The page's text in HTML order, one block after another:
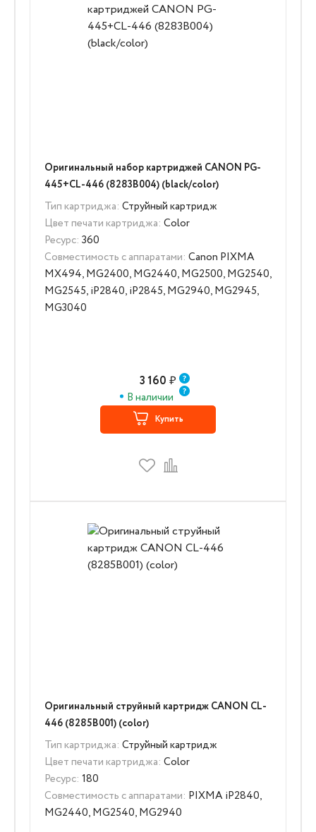
Оригинальный набор картриджей CANON PG-
445+CL-446 (8283B004) (black/color)
Тип картриджа: Струйный картридж
Цвет печати картриджа: Color
Ресурс: 360
Совместимость с аппаратами: Canon PIXMA
MX494, MG2400, MG2440, MG2500, MG2540,
MG2545, iP2840, iP2845, MG2940, MG2945,
MG3040
3 160 ₽
В наличии
Купить
Оригинальный струйный картридж CANON CL-
446 (8285B001) (color)
Тип картриджа: Струйный картридж
Цвет печати картриджа: Color
Ресурс: 180
Совместимость с аппаратами: PIXMA iP2840,
MG2440, MG2540, MG2940